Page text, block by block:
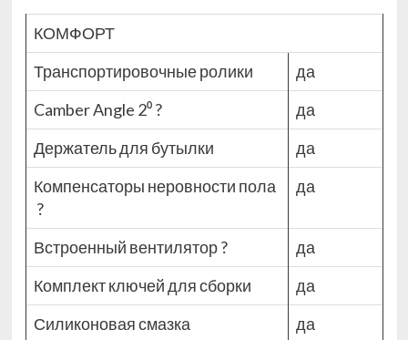
КОМФОРТ
Транспортировочные ролики
да
Camber Angle 2⁰?
да
Держатель для бутылки
да
Компенсаторы неровности пола
?
да
Встроенный вентилятор?
да
Комплект ключей для сборки
да
Силиконовая смазка
да